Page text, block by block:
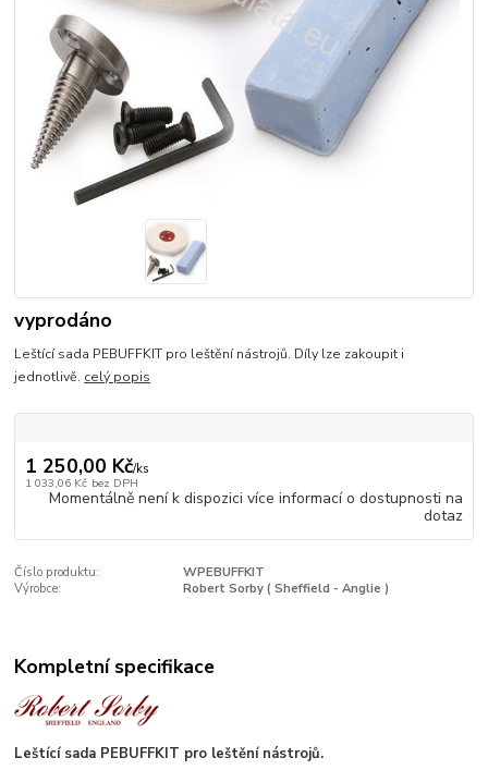
vyprodáno
Leštící sada PEBUFFKIT pro leštění nástrojů. Díly lze zakoupit i
jednotlivě. celý popis
1 250,00 Kč/ks
1 033,06 Kč bez DPH
Momentálně není k dispozici více informací o dostupnosti na
dotaz
Číslo produktu:
WPEBUFFKIT
Výrobce:
Robert Sorby ( Sheffield - Anglie )
Kompletní specifikace
Leštící sada PEBUFFKIT pro leštění nástrojů.